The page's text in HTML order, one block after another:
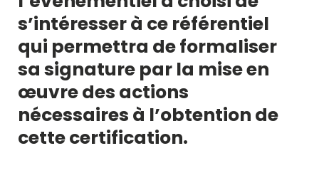
s’intéresser à ce référentiel
qui permettra de formaliser
sa signature par la mise en
œuvre des actions
nécessaires à l’obtention de
cette certification.